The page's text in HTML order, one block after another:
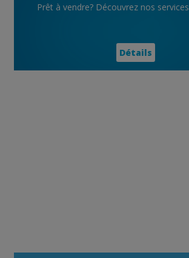
Prêt à vendre? Découvrez nos services
Détails